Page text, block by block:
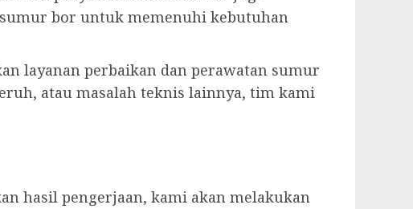
bor untuk memenuhi kebutuhan
layanan perbaikan dan perawatan sumur
atau masalah teknis lainnya, tim kami
hasil pengerjaan, kami akan melakukan